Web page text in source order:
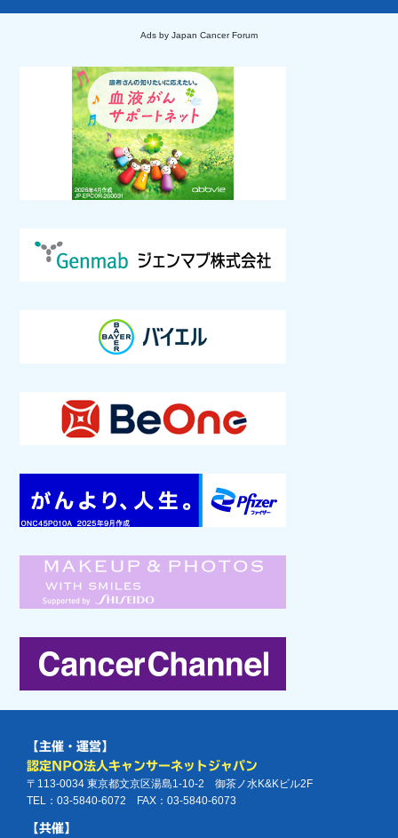
Ads by Japan Cancer Forum
【主催・運営】
認定NPO法人キャンサーネットジャパン
〒113-0034 東京都文京区湯島1-10-2 御茶ノ水K&Kビル2F
TEL：03-5840-6072 FAX：03-5840-6073
【共催】